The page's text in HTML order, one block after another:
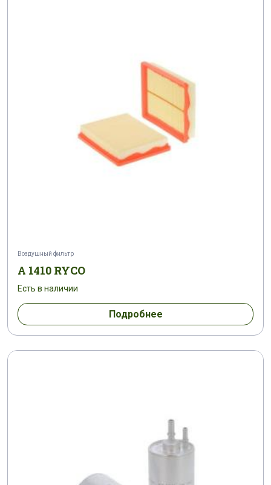
Воздушный фильтр
A 1410 RYCO
Есть в наличии
Подробнее